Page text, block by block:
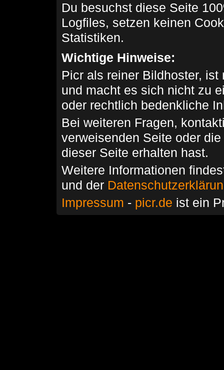
Du besuchst diese Seite
Logfiles, setzen keinen
Statistiken.
Wichtige Hinweise:
Picr als reiner Bildhoster,
und macht es sich nicht zu
oder rechtlich bedenkliche
Bei weiteren Fragen,
verweisenden Seite oder
dieser Seite erhalten hast.
Weitere Informationen
und der
Impressum - picr.de ist ein